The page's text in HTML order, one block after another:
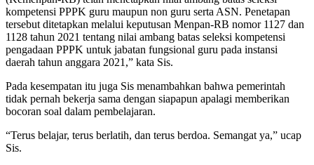
kompetensi PPPK guru maupun non guru serta ASN. Penetapan
tersebut ditetapkan melalui keputusan Menpan-RB nomor 1127 dan
1128 tahun 2021 tentang nilai ambang batas seleksi kompetensi
pengadaan PPPK untuk jabatan fungsional guru pada instansi
daerah tahun anggara 2021,” kata Sis.
Pada kesempatan itu juga Sis menambahkan bahwa pemerintah
tidak pernah bekerja sama dengan siapapun apalagi memberikan
bocoran soal dalam pembelajaran.
“Terus belajar, terus berlatih, dan terus berdoa. Semangat ya,” ucap
Sis.